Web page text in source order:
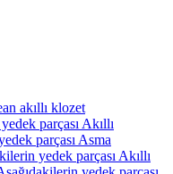
akıllı klozet
parçası Akıllı
parçası Asma
yedek parçası Akıllı